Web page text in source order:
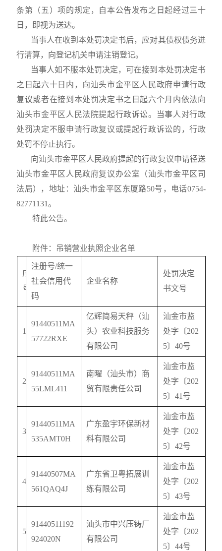
条第（五）项的规定，自本公告发布之日起经过三十
日，即视为送达。
当事人在收到本处罚决定书后，应对其债权债务进
行清算，向登记机关申请注销登记。
当事人如不服本处罚决定，可在接到本处罚决定书
之日起六十日内，向汕头市金平区人民政府申请行政
复议或者在接到本处罚决定书之日起六个月内依法向
汕头市金平区人民法院提起行政诉讼。当事人对行政
处罚决定不服申请行政复议或提起行政诉讼的，行政
处罚不停止执行。
向汕头市金平区人民政府提起的行政复议申请径送
汕头市金平区人民政府复议办公室（汕头市金平区司
法局），地址：汕头市金平区东厦路50号，电话0754-
82771131。
特此公告。
附件： 吊销营业执照企业名单
序
号
注册号/统一
社会信用代
码
企业名称
处罚决定
书文号
1
91440511MA
57722RXE
亿辉简易天秤（汕
头）农业科技服务
有限公司
汕金市监
处字〔202
5〕 40号
2
91440511MA
55LML411
南曜（汕头市）商
贸有限责任公司
汕金市监
处字〔202
5〕 41 号
3
91440511MA
535AMT0H
广东盈宇环保新材
料有限公司
汕金市监
处字〔202
5〕 42号
4
91440507MA
561QAQ4J
广东省卫粤拓展训
练有限公司
汕金市监
处字〔202
5〕 43号
5
91440511192
924020N
汕头市中兴压铸厂
有限公司
汕金市监
处字〔202
5〕 44号